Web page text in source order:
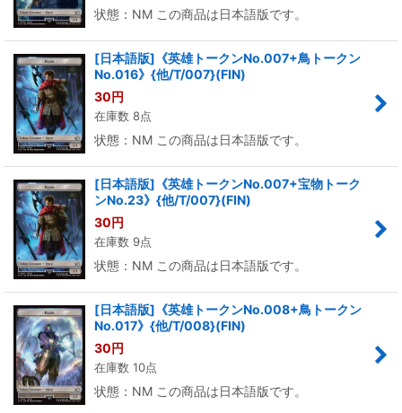
状態：NM この商品は日本語版です。
[日本語版]《英雄トークンNo.007+鳥トークン
No.016》{他/T/007}(FIN)
30円
在庫数 8点
状態：NM この商品は日本語版です。
[日本語版]《英雄トークンNo.007+宝物トーク
ンNo.23》{他/T/007}(FIN)
30円
在庫数 9点
状態：NM この商品は日本語版です。
[日本語版]《英雄トークンNo.008+鳥トークン
No.017》{他/T/008}(FIN)
30円
在庫数 10点
状態：NM この商品は日本語版です。